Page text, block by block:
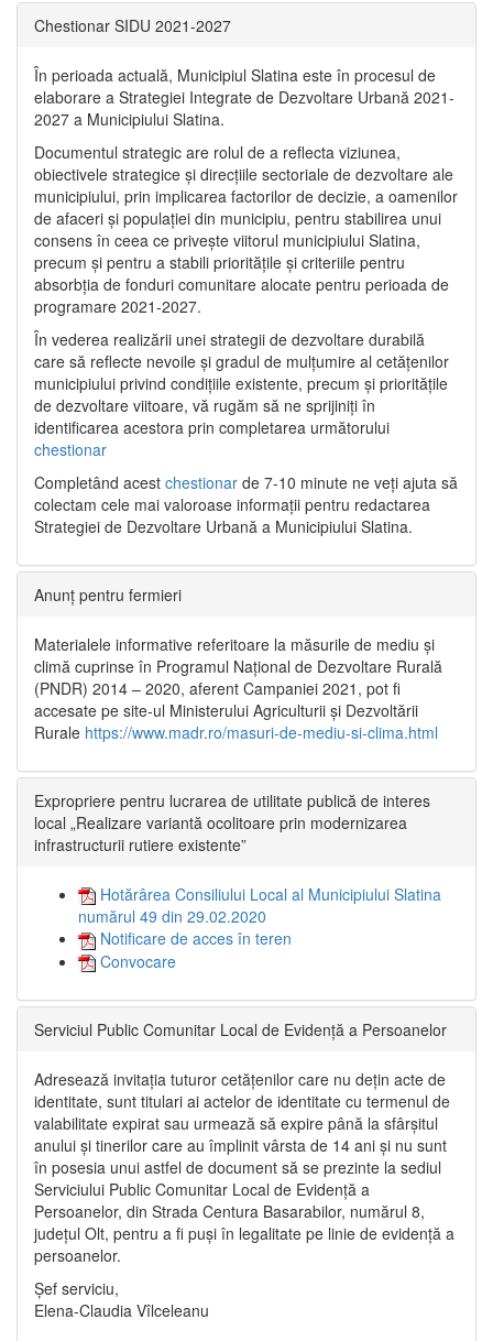
Chestionar SIDU 2021-2027
În perioada actuală, Municipiul Slatina este în procesul de
elaborare a Strategiei Integrate de Dezvoltare Urbană 2021‐
2027 a Municipiului Slatina.
Documentul strategic are rolul de a reflecta viziunea,
obiectivele strategice și direcțiile sectoriale de dezvoltare ale
municipiului, prin implicarea factorilor de decizie, a oamenilor
de afaceri și populației din municipiu, pentru stabilirea unui
consens în ceea ce privește viitorul municipiului Slatina,
precum și pentru a stabili prioritățile și criteriile pentru
absorbția de fonduri comunitare alocate pentru perioada de
programare 2021-2027.
În vederea realizării unei strategii de dezvoltare durabilă
care să reflecte nevoile și gradul de mulțumire al cetățenilor
municipiului privind condițiile existente, precum și prioritățile
de dezvoltare viitoare, vă rugăm să ne sprijiniți în
identificarea acestora prin completarea următorului
chestionar
Completând acest chestionar de 7-10 minute ne veți ajuta să
colectam cele mai valoroase informații pentru redactarea
Strategiei de Dezvoltare Urbană a Municipiului Slatina.
Anunț pentru fermieri
Materialele informative referitoare la măsurile de mediu și
climă cuprinse în Programul Național de Dezvoltare Rurală
(PNDR) 2014 – 2020, aferent Campaniei 2021, pot fi
accesate pe site-ul Ministerului Agriculturii și Dezvoltării
Rurale https://www.madr.ro/masuri-de-mediu-si-clima.html
Expropriere pentru lucrarea de utilitate publică de interes
local „Realizare variantă ocolitoare prin modernizarea
infrastructurii rutiere existente”
Hotărârea Consiliului Local al Municipiului Slatina
numărul 49 din 29.02.2020
Notificare de acces în teren
Convocare
Serviciul Public Comunitar Local de Evidență a Persoanelor
Adresează invitația tuturor cetățenilor care nu dețin acte de
identitate, sunt titulari ai actelor de identitate cu termenul de
valabilitate expirat sau urmează să expire până la sfârșitul
anului și tinerilor care au împlinit vârsta de 14 ani și nu sunt
în posesia unui astfel de document să se prezinte la sediul
Serviciului Public Comunitar Local de Evidență a
Persoanelor, din Strada Centura Basarabilor, numărul 8,
județul Olt, pentru a fi puși în legalitate pe linie de evidență a
persoanelor.
Șef serviciu,
Elena-Claudia Vîlceleanu